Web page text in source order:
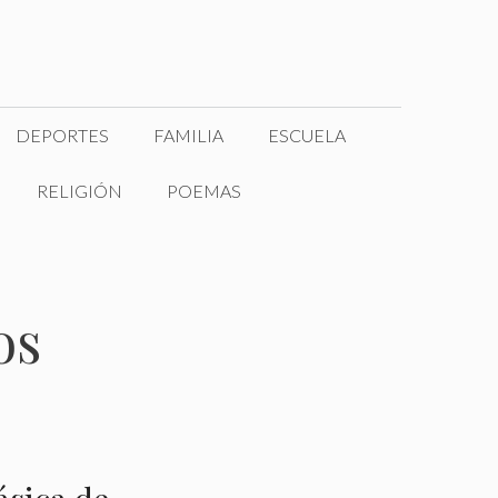
DEPORTES FAMILIA ESCUELA
RELIGIÓN POEMAS